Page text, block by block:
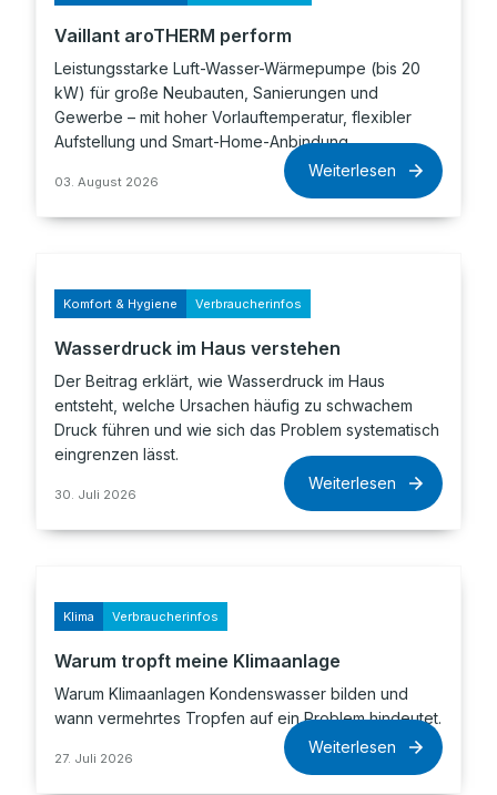
Vaillant aroTHERM perform
Leistungsstarke Luft-Wasser-Wärmepumpe (bis 20
kW) für große Neubauten, Sanierungen und
Gewerbe – mit hoher Vorlauftemperatur, flexibler
Aufstellung und Smart-Home-Anbindung.
03. August 2026
Weiterlesen
Komfort & Hygiene Verbraucherinfos
Wasserdruck im Haus verstehen
Der Beitrag erklärt, wie Wasserdruck im Haus
entsteht, welche Ursachen häufig zu schwachem
Druck führen und wie sich das Problem systematisch
eingrenzen lässt.
30. Juli 2026
Weiterlesen
Klima Verbraucherinfos
Warum tropft meine Klimaanlage
Warum Klimaanlagen Kondenswasser bilden und
wann vermehrtes Tropfen auf ein Problem hindeutet.
27. Juli 2026
Weiterlesen